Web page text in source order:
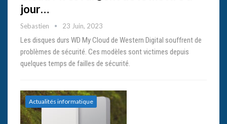
jour…
Sebastien 23 Juin, 2023
Les disques durs WD My Cloud de Western Digital souffrent de
problèmes de sécurité. Ces modèles sont victimes depuis
quelques temps de failles de sécurité.
Actualités informatique